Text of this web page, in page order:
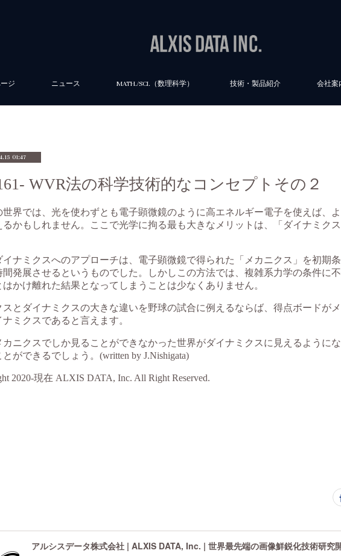
ジ ニュース MATH./SCI.（数理科学） 技術・製品紹介 会社案
01:47
WVR法の科学技術的なコンセプトその２
アルシスデータ株式会社 | ALXIS DATA, Inc. | 世界最先端の画像鮮鋭化技術研究